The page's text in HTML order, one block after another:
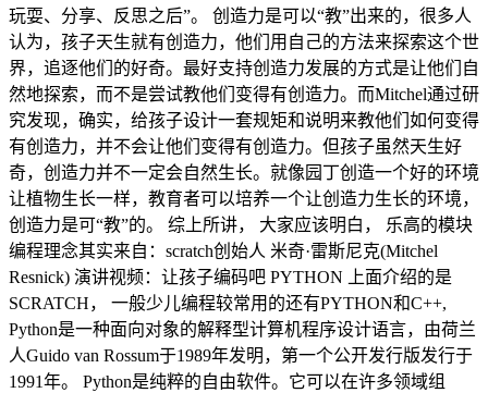
玩耍、分享、反思之后”。 创造力是可以“教”出来的，很多人
认为，孩子天生就有创造力，他们用自己的方法来探索这个世
界，追逐他们的好奇。最好支持创造力发展的方式是让他们自
然地探索，而不是尝试教他们变得有创造力。而Mitchel通过研
究发现，确实，给孩子设计一套规矩和说明来教他们如何变得
有创造力，并不会让他们变得有创造力。但孩子虽然天生好
奇，创造力并不一定会自然生长。就像园丁创造一个好的环境
让植物生长一样，教育者可以培养一个让创造力生长的环境，
创造力是可“教”的。 综上所讲， 大家应该明白， 乐高的模块
编程理念其实来自：scratch创始人 米奇·雷斯尼克(Mitchel
Resnick) 演讲视频：让孩子编码吧 PYTHON 上面介绍的是
SCRATCH， 一般少儿编程较常用的还有PYTHON和C++,
Python是一种面向对象的解释型计算机程序设计语言，由荷兰
人Guido van Rossum于1989年发明，第一个公开发行版发行于
1991年。 Python是纯粹的自由软件。它可以在许多领域组